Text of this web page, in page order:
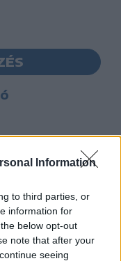
Information
to third parties, or
information for
below opt-out
note that after your
seeing